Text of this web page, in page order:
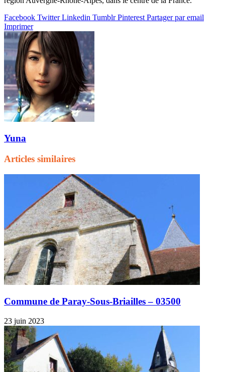
Facebook Twitter Linkedin Tumblr Pinterest Partager par email
Imprimer
Yuna
Articles similaires
Commune de Paray-Sous-Briailles – 03500
23 juin 2023